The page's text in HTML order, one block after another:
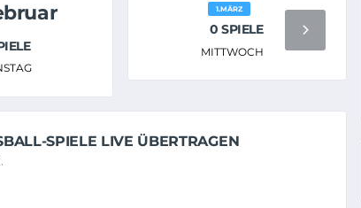
1.MÄRZ
0 SPIELE
MITTWOCH
SPIELE LIVE ÜBERTRAGEN